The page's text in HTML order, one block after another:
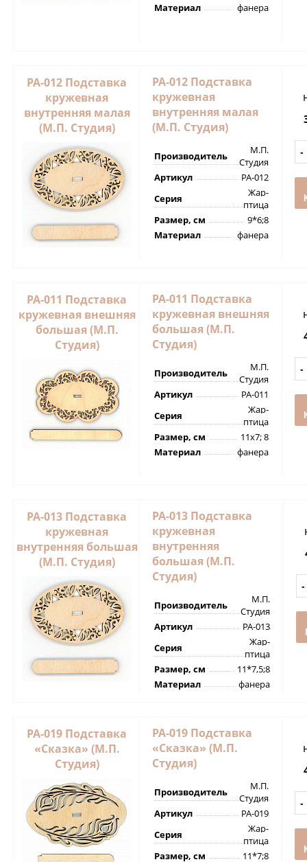
Материал
фанера
РА-012 Подставка
кружевная
внутренняя малая
(М.П. Студия)
РА-012 Подставка
кружевная
внутренняя малая
(М.П. Студия)
Производитель
М.П.
Студия
Артикул
РА-012
Серия
Жар-
птица
Размер, см
9*6;8
Материал
фанера
РА-011 Подставка
кружевная внешняя
большая (М.П.
Студия)
РА-011 Подставка
кружевная внешняя
большая (М.П.
Студия)
Производитель
М.П.
Студия
Артикул
РА-011
Серия
Жар-
птица
Размер, см
11х7; 8
Материал
фанера
РА-013 Подставка
кружевная
внутренняя большая
(М.П. Студия)
РА-013 Подставка
кружевная
внутренняя
большая (М.П.
Студия)
Производитель
М.П.
Студия
Артикул
РА-013
Серия
Жар-
птица
Размер, см
11*7,5;8
Материал
фанера
РА-019 Подставка
«Сказка» (М.П.
Студия)
РА-019 Подставка
«Сказка» (М.П.
Студия)
Производитель
М.П.
Студия
Артикул
РА-019
Серия
Жар-
птица
Размер, см
11*7;8